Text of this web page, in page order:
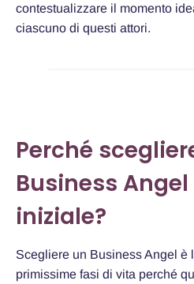
contestualizzare il momento
ciascuno di questi attori.
Perché
Business
iniziale?
Scegliere un Business Angel è
primissime fasi di vita perché